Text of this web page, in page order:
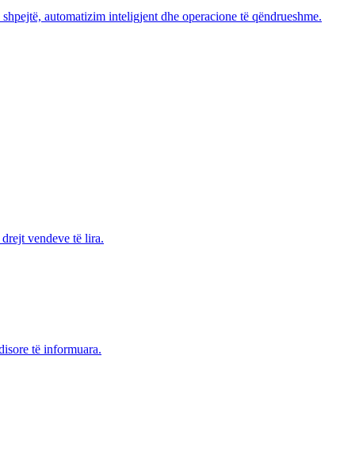
automatizim inteligjent dhe operacione të qëndrueshme.
vendeve të lira.
të informuara.